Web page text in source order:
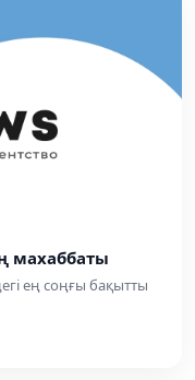
махаббаты
ең соңғы бақытты